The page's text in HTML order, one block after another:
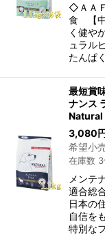
◇ＡＡ
食 【
く健や
ュラル
たんぱ
最短賞
ナンス
Natural
3,080
希望小
在庫数 3
メンテ
適合総
日本の
自信を
特別な